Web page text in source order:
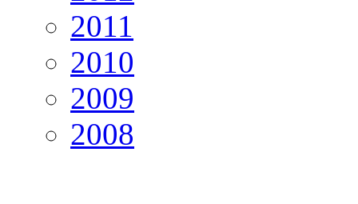
2011
2010
2009
2008